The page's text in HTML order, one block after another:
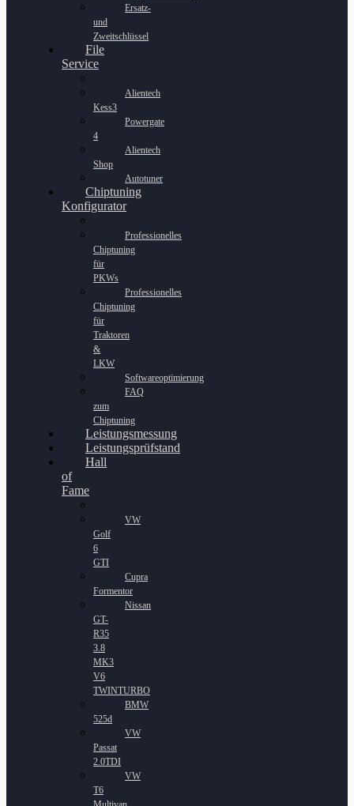
Ersatz-
und
Zweitschlüssel
File
Service
Alientech
Kess3
Powergate
4
Alientech
Shop
Autotuner
Chiptuning
Konfigurator
Professionelles
Chiptuning
für
PKWs
Professionelles
Chiptuning
für
Traktoren
&
LKW
Softwareoptimierung
FAQ
zum
Chiptuning
Leistungsmessung
Leistungsprüfstand
Hall
of
Fame
VW
Golf
6
GTI
Cupra
Formentor
Nissan
GT-
R35
3.8
MK3
V6
TWINTURBO
BMW
525d
VW
Passat
2.0TDI
VW
T6